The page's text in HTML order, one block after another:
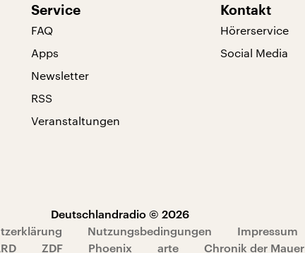
Service
FAQ
Apps
Newsletter
RSS
Veranstaltungen
Kontakt
Hörerservice
Social Media
Deutschlandradio © 2026
Nutzungsbedingungen
Impressum
ZDF Phoenix arte Chronik der Mauer